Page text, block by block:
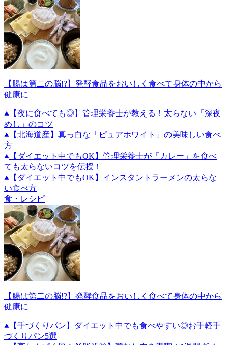
【腸は第二の脳!?】発酵食品をおいしく食べて身体の中から
健康に
【夜に食べても◎】管理栄養士が教える！太らない「深夜
めし」のコツ
【北海道産】真っ白な「ピュアホワイト」の美味しい食べ
方
【ダイエット中でもOK】管理栄養士が「カレー」を食べ
ても太らないコツを伝授！
【ダイエット中でもOK】インスタントラーメンの太らな
い食べ方
食・レシピ
【腸は第二の脳!?】発酵食品をおいしく食べて身体の中から
健康に
【手づくりパン】ダイエット中でも食べやすい◎お手軽手
づくりパン5選